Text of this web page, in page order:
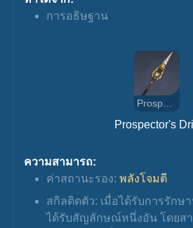
การอธิษฐาน
Prospector's Drill
Prospector's Drill
ความสามารถ:
ค่าสถานะรอง: พลังโจมตี
สกิลติดตัว: เมื่อได้รับการรักษ
ได้รับสัญลักษณ์หนึ่งอัน โดยส